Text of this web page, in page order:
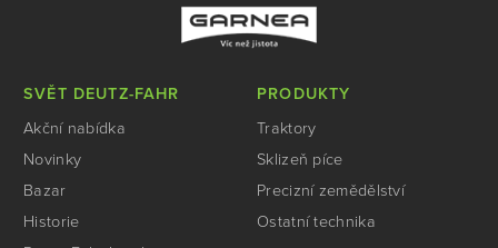
SVĚT DEUTZ-FAHR
Akční nabídka
Novinky
Bazar
Historie
PRODUKTY
Traktory
Sklizeň píce
Precizní zemědělství
Ostatní technika